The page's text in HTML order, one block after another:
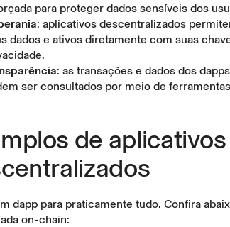
para proteger dados sensíveis dos
: aplicativos descentralizados
dados e ativos diretamente com suas
: as transações e dados dos
ser consultados por meio de
de aplicativos
dapp para praticamente tudo. Confira
on-chain: